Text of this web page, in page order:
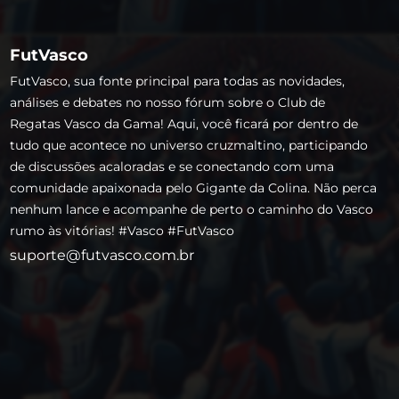
FutVasco
FutVasco, sua fonte principal para todas as novidades,
análises e debates no nosso fórum sobre o Club de
Regatas Vasco da Gama! Aqui, você ficará por dentro de
tudo que acontece no universo cruzmaltino, participando
de discussões acaloradas e se conectando com uma
comunidade apaixonada pelo Gigante da Colina. Não perca
nenhum lance e acompanhe de perto o caminho do Vasco
rumo às vitórias! #Vasco #FutVasco
suporte@futvasco.com.br